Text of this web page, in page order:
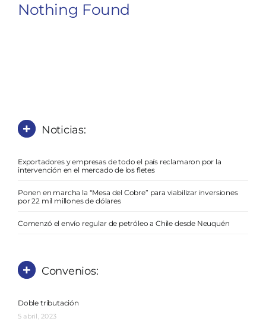
Nothing Found
Noticias:
Exportadores y empresas de todo el país reclamaron por la
intervención en el mercado de los fletes
Ponen en marcha la “Mesa del Cobre” para viabilizar inversiones
por 22 mil millones de dólares
Comenzó el envío regular de petróleo a Chile desde Neuquén
Convenios:
Doble tributación
5 abril, 2023